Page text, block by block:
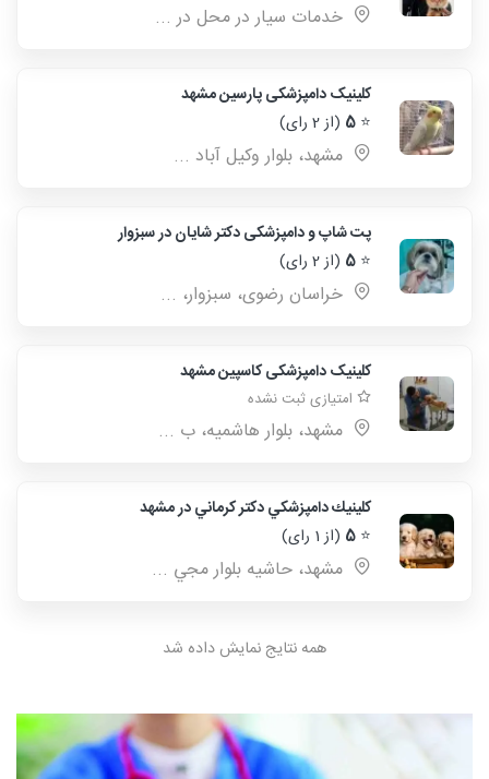
خدمات سیار در محل در ...
کلینیک دامپزشکی پارسین مشهد
⭐
5 (از 2 رای)
مشهد، بلوار وکیل آباد ...
پت شاپ و دامپزشکی دکتر شایان در سبزوار
⭐
5 (از 2 رای)
خراسان رضوی، سبزوار، ...
کلینیک دامپزشکی کاسپین مشهد
امتیازی ثبت نشده
مشهد، بلوار هاشمیه، ب ...
كلينيك دامپزشكي دكتر كرماني در مشهد
⭐
5 (از 1 رای)
مشهد، حاشيه بلوار مجي ...
همه نتایج نمایش داده شد